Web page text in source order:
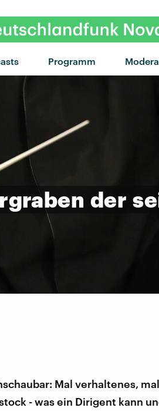
Programm
"Butterfly
der
Mal verhaltenes,
- was ein Dirigent kann